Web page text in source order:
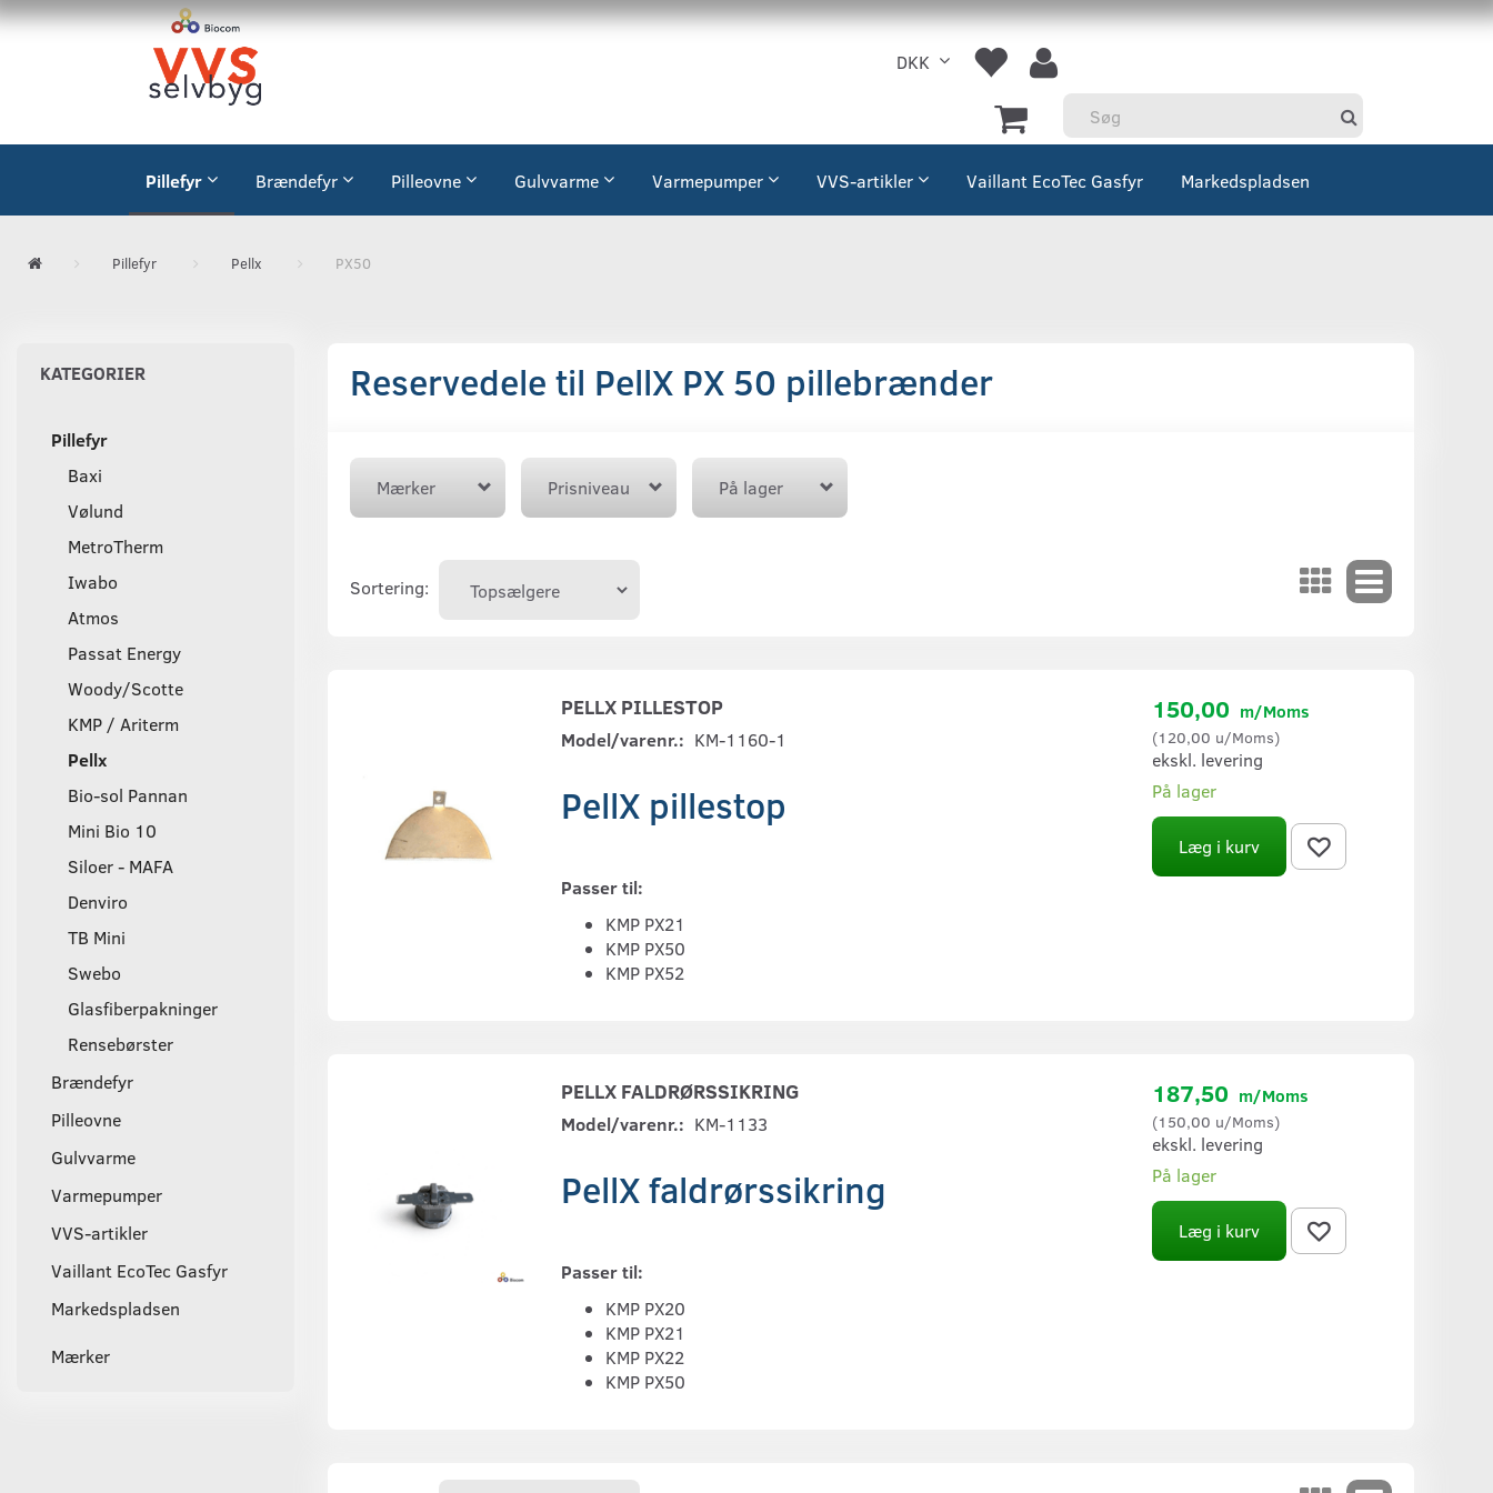
DKK
Pillefyr Brændefyr Pilleovne Gulvvarme Varmepumper VVS-artikler Vaillant EcoTec Gasfyr Markedspladsen
Pillefyr Pellx PX50
KATEGORIER
Pillefyr
Baxi
Vølund
MetroTherm
Iwabo
Atmos
Passat Energy
Woody/Scotte
KMP / Ariterm
Pellx
Bio-sol Pannan
Mini Bio 10
Siloer - MAFA
Denviro
TB Mini
Swebo
Glasfiberpakninger
Rensebørster
Brændefyr
Pilleovne
Gulvvarme
Varmepumper
VVS-artikler
Vaillant EcoTec Gasfyr
Markedspladsen
Mærker
Reservedele til PellX PX 50 pillebrænder
Mærker Prisniveau På lager
Sortering:
PELLX PILLESTOP
Model/varenr.: KM-1160-1
PellX pillestop
Passer til:
KMP PX21
KMP PX50
KMP PX52
150,00 m/Moms
(120,00 u/Moms)
ekskl. levering
På lager
Læg i kurv
PELLX FALDRØRSSIKRING
Model/varenr.: KM-1133
PellX faldrørssikring
Passer til:
KMP PX20
KMP PX21
KMP PX22
KMP PX50
187,50 m/Moms
(150,00 u/Moms)
ekskl. levering
På lager
Læg i kurv